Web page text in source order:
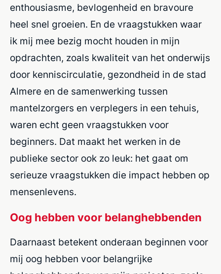
enthousiasme, bevlogenheid en bravoure
heel snel groeien. En de vraagstukken waar
ik mij mee bezig mocht houden in mijn
opdrachten, zoals kwaliteit van het onderwijs
door kenniscirculatie, gezondheid in de stad
Almere en de samenwerking tussen
mantelzorgers en verplegers in een tehuis,
waren echt geen vraagstukken voor
beginners. Dat maakt het werken in de
publieke sector ook zo leuk: het gaat om
serieuze vraagstukken die impact hebben op
mensenlevens.
Oog hebben voor belanghebbenden
Daarnaast betekent onderaan beginnen voor
mij oog hebben voor belangrijke